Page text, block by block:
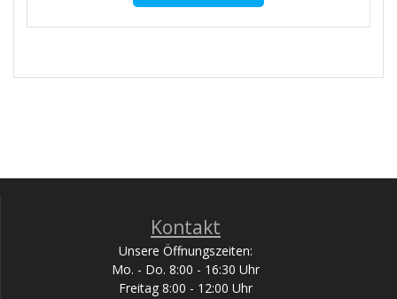
Kontakt
Unsere Öffnungszeiten:
Mo. - Do. 8:00 - 16:30 Uhr
Freitag 8:00 - 12:00 Uhr